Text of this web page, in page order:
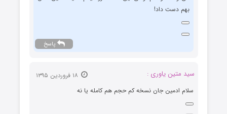
بهم دست داد!
پاسخ
سید متین یاوری :
سلام ادمین جان نسخه کم حجم هم کامله یا نه